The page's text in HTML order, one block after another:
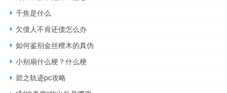
千焦是什么
欠债人不肯还债怎么办
如何鉴别金丝檀木的真伪
小别扇什么梗？什么梗
碧之轨迹pc攻略